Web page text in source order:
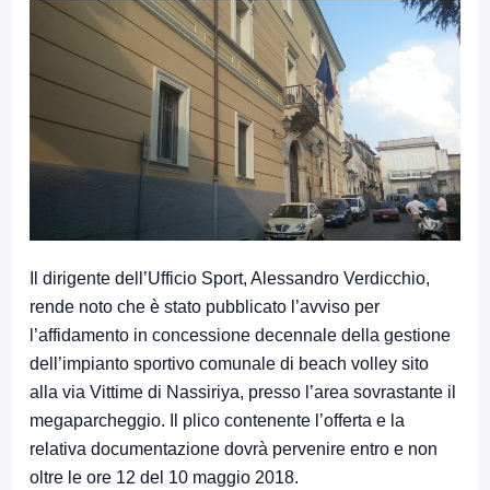
Il dirigente dell’Ufficio Sport, Alessandro Verdicchio,
rende noto che è stato pubblicato l’avviso per
l’affidamento in concessione decennale della gestione
dell’impianto sportivo comunale di beach volley sito
alla via Vittime di Nassiriya, presso l’area sovrastante il
megaparcheggio.
Il plico contenente l’offerta e la
relativa documentazione dovrà pervenire entro e non
oltre le ore 12 del 10 maggio 2018.